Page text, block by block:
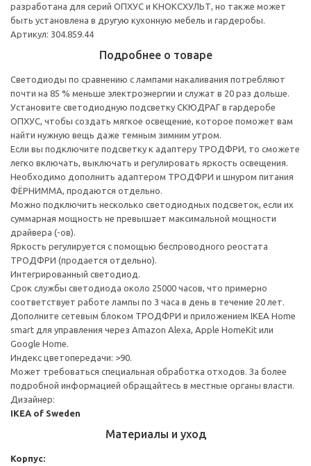
разработана для серий ОПХУС и КНОКСХУЛЬТ, но также может
быть установлена в другую кухонную мебель и гардеробы.
Артикул: 304.859.44
Подробнее о товаре
Светодиоды по сравнению с лампами накаливания потребляют
почти на 85 % меньше электроэнергии и служат в 20 раз дольше.
Установите светодиодную подсветку СКЮДРАГ в гардеробе
ОПХУС, чтобы создать мягкое освещение, которое поможет вам
найти нужную вещь даже темным зимним утром.
Если вы подключите подсветку к адаптеру ТРОДФРИ, то сможете
легко включать, выключать и регулировать яркость освещения.
Необходимо дополнить адаптером ТРОДФРИ и шнуром питания
ФЁРНИММА, продаются отдельно.
Можно подключить несколько светодиодных подсветок, если их
суммарная мощность не превышает максимальной мощности
драйвера (-ов).
Яркость регулируется с помощью беспроводного реостата
ТРОДФРИ (продается отдельно).
Интегрированный светодиод.
Срок службы светодиода около 25000 часов, что примерно
соответствует работе лампы по 3 часа в день в течение 20 лет.
Дополните сетевым блоком ТРОДФРИ и приложением IKEA Home
smart для управления через Amazon Alexa, Apple HomeKit или
Google Home.
Индекс цветопередачи: >90.
Может требоваться специальная обработка отходов. За более
подробной информацией обращайтесь в местные органы власти.
Дизайнер:
IKEA of Sweden
Материалы и уход
Корпус: